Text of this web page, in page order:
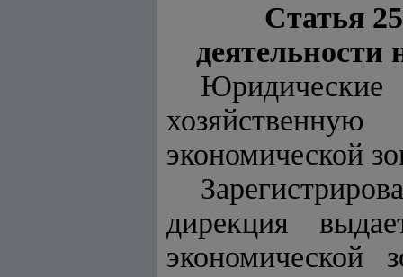
Статья
деятельности
экономической
дирекция
экономической